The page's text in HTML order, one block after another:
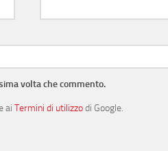
volta che commento.
ai Termini di utilizzodi Google.